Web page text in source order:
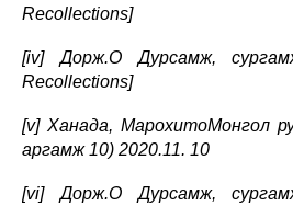
Recollections]
[iv] Дорж.О Дурсамж,
Recollections]
[v] Ханада, МарохитоМонгол
аргамж 10) 2020.11. 10
[vi] Дорж.О Дурсамж,